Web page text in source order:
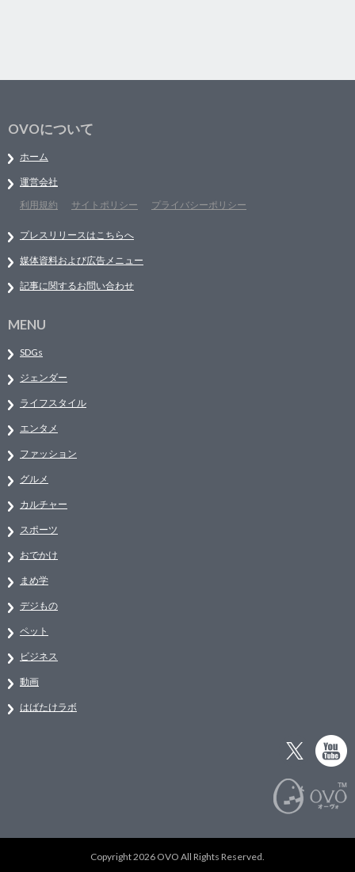
OVOについて
ホーム
運営会社
利用規約
サイトポリシー プライバシーポリシー
プレスリリースはこちらへ
媒体資料および広告メニュー
記事に関するお問い合わせ
MENU
SDGs
ジェンダー
ライフスタイル
エンタメ
ファッション
グルメ
カルチャー
スポーツ
おでかけ
まめ学
デジもの
ペット
ビジネス
動画
はばたけラボ
Copyright 2026 OVO All Rights Reserved.